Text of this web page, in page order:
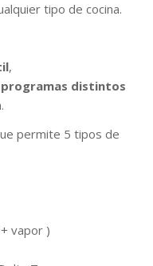
tipo de cocina.
,
programas distintos
permite 5 tipos de
vapor )